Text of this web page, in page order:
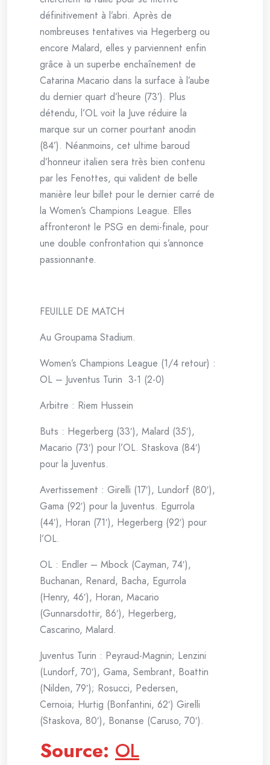
définitivement à l’abri. Après de
nombreuses tentatives via Hegerberg ou
encore Malard, elles y parviennent enfin
grâce à un superbe enchaînement de
Catarina Macario dans la surface à l’aube
du dernier quart d’heure (73’). Plus
détendu, l’OL voit la Juve réduire la
marque sur un corner pourtant anodin
(84’). Néanmoins, cet ultime baroud
d’honneur italien sera très bien contenu
par les Fenottes, qui valident de belle
manière leur billet pour le dernier carré de
la Women’s Champions League. Elles
affronteront le PSG en demi-finale, pour
une double confrontation qui s’annonce
passionnante.
FEUILLE DE MATCH
Au Groupama Stadium.
Women’s Champions League (1/4 retour) :
OL – Juventus Turin 3-1 (2-0)
Arbitre : Riem Hussein
Buts : Hegerberg (33′), Malard (35′),
Macario (73′) pour l’OL. Staskova (84′)
pour la Juventus.
Avertissement : Girelli (17′), Lundorf (80′),
Gama (92′) pour la Juventus. Egurrola
(44′), Horan (71′), Hegerberg (92′) pour
l’OL.
OL : Endler – Mbock (Cayman, 74′),
Buchanan, Renard, Bacha, Egurrola
(Henry, 46′), Horan, Macario
(Gunnarsdottir, 86′), Hegerberg,
Cascarino, Malard.
Juventus Turin : Peyraud-Magnin; Lenzini
(Lundorf, 70′), Gama, Sembrant, Boattin
(Nilden, 79′); Rosucci, Pedersen,
Cernoia; Hurtig (Bonfantini, 62′) Girelli
(Staskova, 80′), Bonanse (Caruso, 70′).
Source: OL